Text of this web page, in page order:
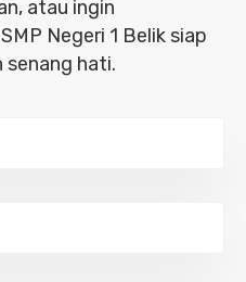
atau ingin
Negeri 1 Belik siap
senang hati.